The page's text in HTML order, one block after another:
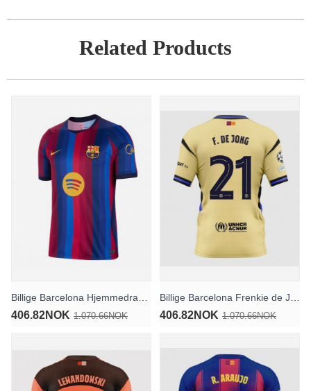
Related Products
406.82NOK 1.070.66NOK 406.82NOK 1.070.66NOK